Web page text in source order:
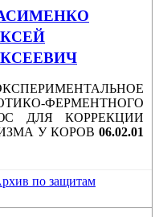
ФЕРМЕНТНОГО
ДЛЯ КОРРЕКЦИИ
У КОРОВ 06.02.01
по защитам